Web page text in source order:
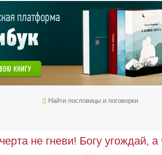
Найти пословицы и поговорки
не гневи! Богу угождай, а